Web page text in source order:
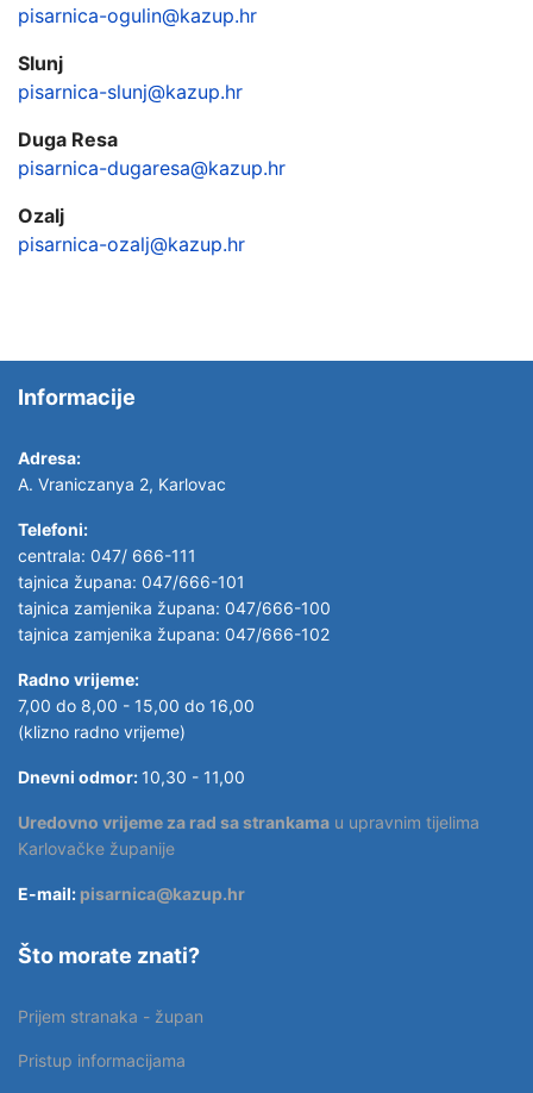
pisarnica-ogulin@kazup.hr
Slunj
pisarnica-slunj@kazup.hr
Duga Resa
pisarnica-dugaresa@kazup.hr
Ozalj
pisarnica-ozalj@kazup.hr
Informacije
Adresa:
A. Vraniczanya 2, Karlovac
Telefoni:
centrala: 047/ 666-111
tajnica župana: 047/666-101
tajnica zamjenika župana: 047/666-100
tajnica zamjenika župana: 047/666-102
Radno vrijeme:
7,00 do 8,00 - 15,00 do 16,00
(klizno radno vrijeme)
Dnevni odmor: 10,30 - 11,00
Uredovno vrijeme za rad sa strankama u upravnim tijelima
Karlovačke županije
E-mail: pisarnica@kazup.hr
Što morate znati?
Prijem stranaka - župan
Pristup informacijama